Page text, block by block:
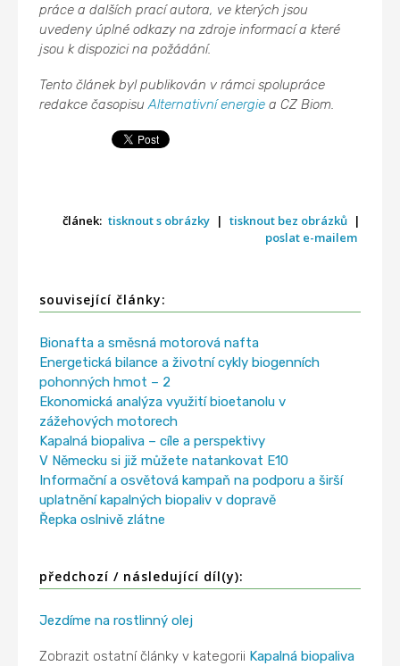
práce a dalších prací autora, ve kterých jsou
uvedeny úplné odkazy na zdroje informací a které
jsou k dispozici na požádání.
Tento článek byl publikován v rámci spolupráce
redakce časopisuAlternativní energie a CZ Biom.
článek: tisknout s obrázky | tisknout bez obrázků |
poslat e-mailem
související články:
Bionafta a směsná motorová nafta
Energetická bilance a životní cykly biogenních
pohonných hmot – 2
Ekonomická analýza využití bioetanolu v
zážehových motorech
Kapalná biopaliva – cíle a perspektivy
V Německu si již můžete natankovat E10
Informační a osvětová kampaň na podporu a širší
uplatnění kapalných biopaliv v dopravě
Řepka oslnivě zlátne
předchozí / následující díl(y):
Jezdíme na rostlinný olej
Zobrazit ostatní články v kategorii Kapalná biopaliva